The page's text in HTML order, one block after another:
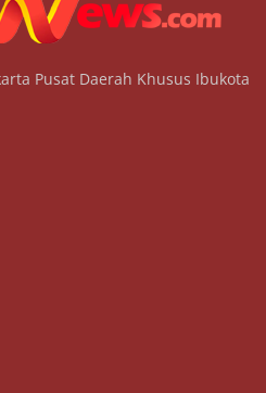
Pusat Daerah Khusus Ibukota